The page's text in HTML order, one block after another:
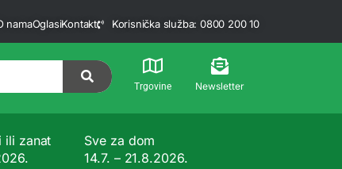
namaOglasiKontakt Korisnička služba: 0800 200 10
Trgovine Newsletter
ili zanat
Sve za dom
14.7. – 21.8.2026.